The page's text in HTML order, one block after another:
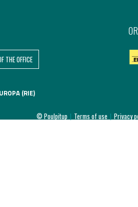
THE OFFICE
(RIE)
© Poulpitup | Terms of use | Privacy